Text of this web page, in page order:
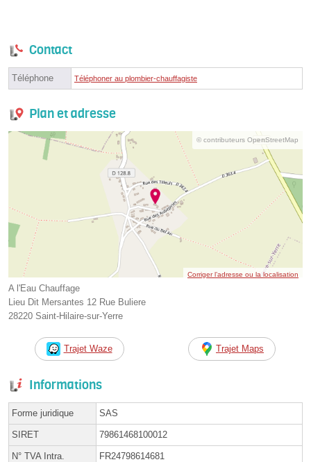
Contact
Téléphone Téléphoner au plombier-chauffagiste
Plan et adresse
© contributeurs OpenStreetMap
Corriger l’adresse ou la localisation
A l'Eau Chauffage
Lieu Dit Mersantes 12 Rue Buliere
28220 Saint-Hilaire-sur-Yerre
Trajet Waze Trajet Maps
Informations
Forme juridique SAS
SIRET 79861468100012
N° TVA Intra. FR24798614681